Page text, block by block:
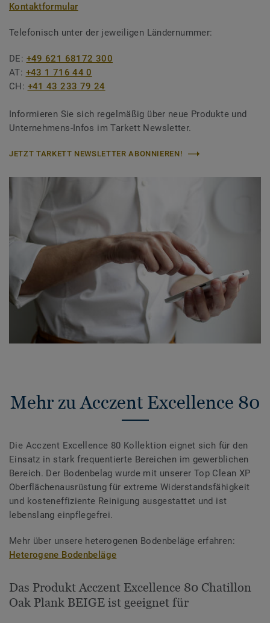
Kontaktformular
Telefonisch unter der jeweiligen Ländernummer:
DE: +49 621 68172 300
AT: +43 1 716 44 0
CH: +41 43 233 79 24
Informieren Sie sich regelmäßig über neue Produkte und
Unternehmens-Infos im Tarkett Newsletter.
JETZT TARKETT NEWSLETTER ABONNIEREN!
Mehr zu Acczent Excellence 80
Die Acczent Excellence 80 Kollektion eignet sich für den
Einsatz in stark frequentierte Bereichen im gewerblichen
Bereich. Der Bodenbelag wurde mit unserer Top Clean XP
Oberflächenausrüstung für extreme Widerstandsfähigkeit
und kosteneffiziente Reinigung ausgestattet und ist
lebenslang einpflegefrei.
Mehr über unsere heterogenen Bodenbeläge erfahren:
Heterogene Bodenbeläge
Das Produkt Acczent Excellence 80 Chatillon
Oak Plank BEIGE ist geeignet für